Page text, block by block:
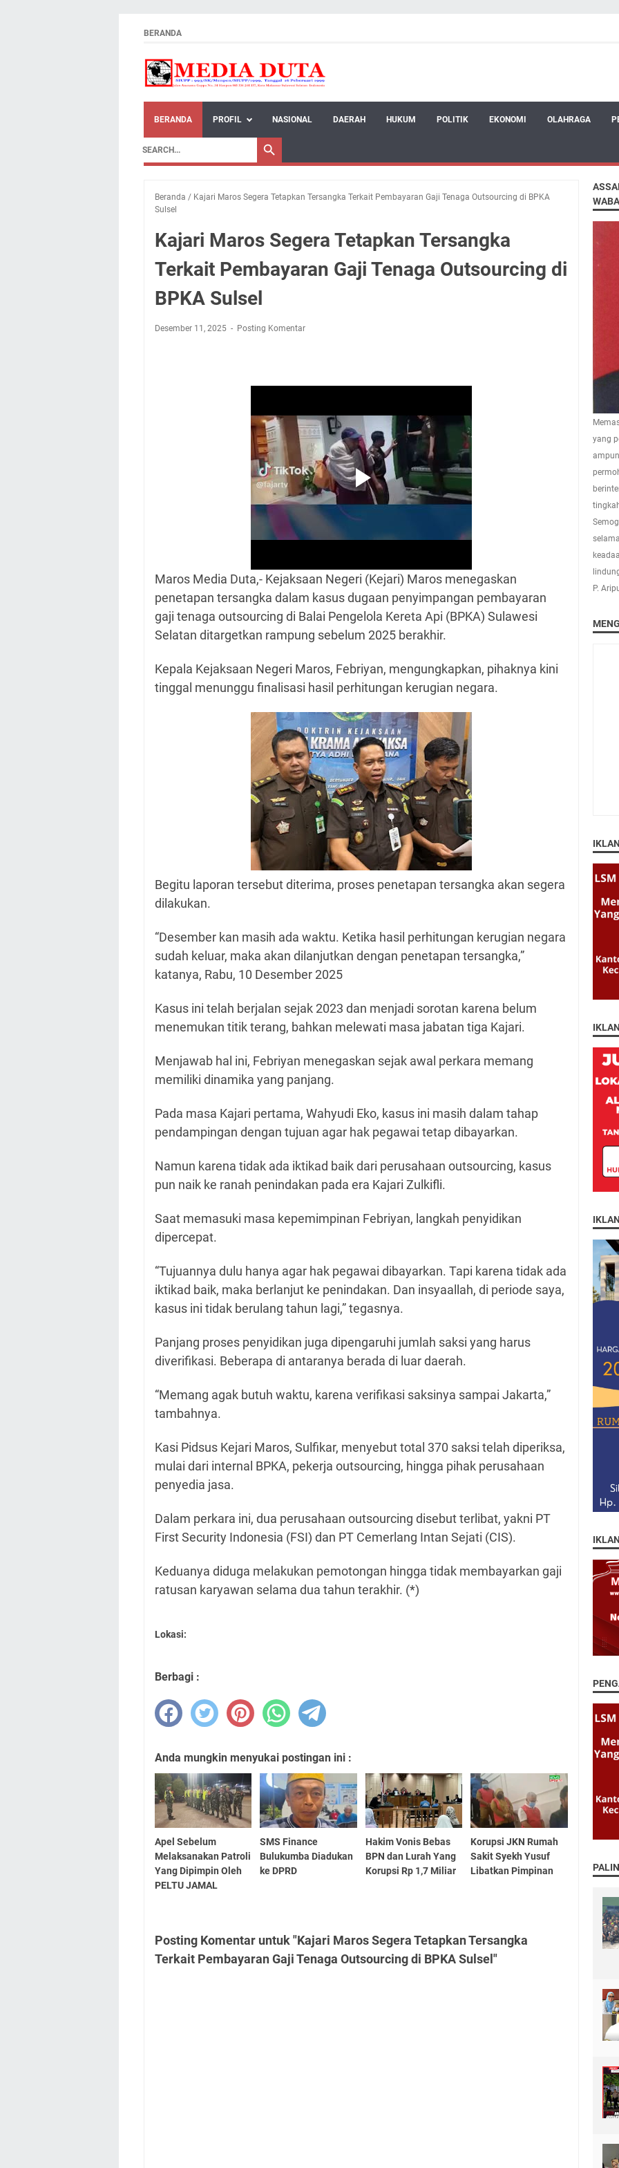
BERANDA
BERANDA PROFIL NASIONAL DAERAH HUKUM POLITIK EKONOMI OLAHRAGA
Beranda / Kajari Maros Segera Tetapkan Tersangka Terkait Pembayaran Gaji Tenaga Outsourcing di BPKA
Sulsel
Kajari Maros Segera Tetapkan Tersangka
Terkait Pembayaran Gaji Tenaga Outsourcing di
BPKA Sulsel
Desember 11, 2025 Posting Komentar
Maros Media Duta,- Kejaksaan Negeri (Kejari) Maros menegaskan
penetapan tersangka dalam kasus dugaan penyimpangan pembayaran
gaji tenaga outsourcing di Balai Pengelola Kereta Api (BPKA) Sulawesi
Selatan ditargetkan rampung sebelum 2025 berakhir.
Kepala Kejaksaan Negeri Maros, Febriyan, mengungkapkan, pihaknya kini
tinggal menunggu finalisasi hasil perhitungan kerugian negara.
Begitu laporan tersebut diterima, proses penetapan tersangka akan segera
dilakukan.
“Desember kan masih ada waktu. Ketika hasil perhitungan kerugian negara
sudah keluar, maka akan dilanjutkan dengan penetapan tersangka,”
katanya, Rabu, 10 Desember 2025
Kasus ini telah berjalan sejak 2023 dan menjadi sorotan karena belum
menemukan titik terang, bahkan melewati masa jabatan tiga Kajari.
Menjawab hal ini, Febriyan menegaskan sejak awal perkara memang
memiliki dinamika yang panjang.
Pada masa Kajari pertama, Wahyudi Eko, kasus ini masih dalam tahap
pendampingan dengan tujuan agar hak pegawai tetap dibayarkan.
Namun karena tidak ada iktikad baik dari perusahaan outsourcing, kasus
pun naik ke ranah penindakan pada era Kajari Zulkifli.
Saat memasuki masa kepemimpinan Febriyan, langkah penyidikan
dipercepat.
“Tujuannya dulu hanya agar hak pegawai dibayarkan. Tapi karena tidak ada
iktikad baik, maka berlanjut ke penindakan. Dan insyaallah, di periode saya,
kasus ini tidak berulang tahun lagi,” tegasnya.
Panjang proses penyidikan juga dipengaruhi jumlah saksi yang harus
diverifikasi. Beberapa di antaranya berada di luar daerah.
“Memang agak butuh waktu, karena verifikasi saksinya sampai Jakarta,”
tambahnya.
Kasi Pidsus Kejari Maros, Sulfikar, menyebut total 370 saksi telah diperiksa,
mulai dari internal BPKA, pekerja outsourcing, hingga pihak perusahaan
penyedia jasa.
Dalam perkara ini, dua perusahaan outsourcing disebut terlibat, yakni PT
First Security Indonesia (FSI) dan PT Cemerlang Intan Sejati (CIS).
Keduanya diduga melakukan pemotongan hingga tidak membayarkan gaji
ratusan karyawan selama dua tahun terakhir. (*)
Lokasi:
Berbagi :
Anda mungkin menyukai postingan ini :
Apel Sebelum
Melaksanakan Patroli
Yang Dipimpin Oleh
PELTU JAMAL
SMS Finance
Bulukumba Diadukan
ke DPRD
Hakim Vonis Bebas
BPN dan Lurah Yang
Korupsi Rp 1,7 Miliar
Korupsi JKN Rumah
Sakit Syekh Yusuf
Libatkan Pimpinan
Posting Komentar untuk "Kajari Maros Segera Tetapkan Tersangka
Terkait Pembayaran Gaji Tenaga Outsourcing di BPKA Sulsel"
yang
P.